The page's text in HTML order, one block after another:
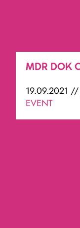
MDR DOK
19.09.2021 //
EVENT